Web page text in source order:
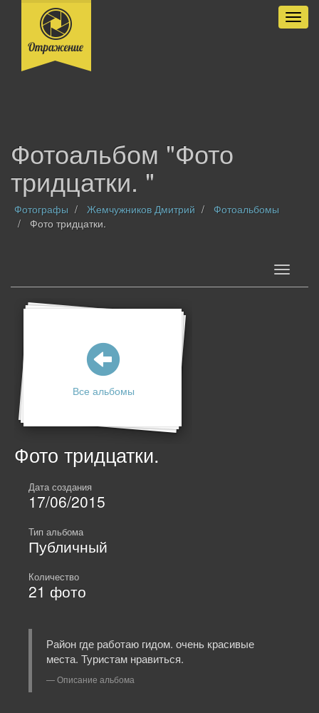
Фотоальбом "Фото
тридцатки. "
Фотографы Жемчужников Дмитрий
Фотоальбомы
Фото тридцатки.
Все альбомы
Фото тридцатки.
Дата создания
17/06/2015
Тип альбома
Публичный
Количество
21 фото
Район где работаю гидом. очень красивые
места. Туристам нравиться.
Описание альбома